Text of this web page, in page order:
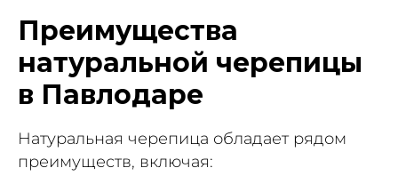
Преимущества
натуральной черепицы
в Павлодаре
Натуральная черепица обладает рядом
преимуществ, включая: